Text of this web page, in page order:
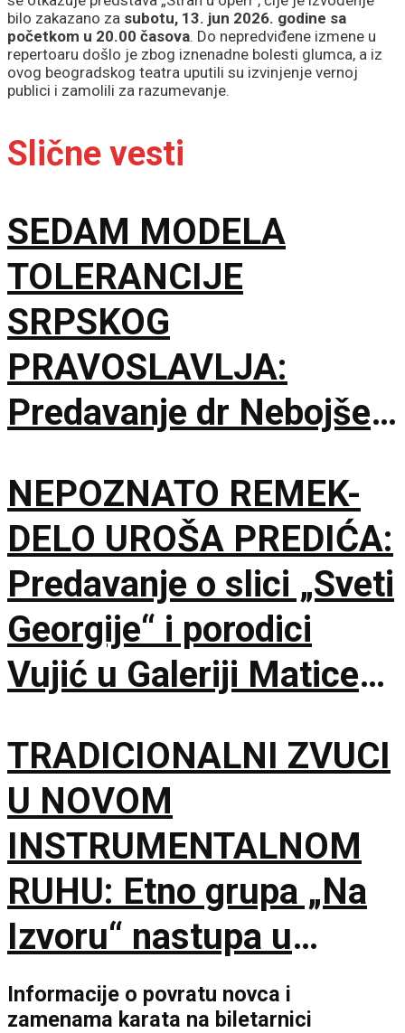
bilo zakazano za subotu, 13. jun 2026. godine sa
početkom u 20.00 časova. Do nepredviđene izmene u
repertoaru došlo je zbog iznenadne bolesti glumca, a iz
ovog beogradskog teatra uputili su izvinjenje vernoj
publici i zamolili za razumevanje.
Slične vesti
SEDAM MODELA
TOLERANCIJE
SRPSKOG
PRAVOSLAVLJA:
Predavanje dr Nebojše
Matice srpske
NEPOZNATO REMEK-
DELO UROŠA PREDIĆA:
Predavanje o slici „Sveti
Georgije“ i porodici
Vujić u Galeriji Matice
TRADICIONALNI ZVUCI
U NOVOM
INSTRUMENTALNOM
RUHU: Etno grupa „Na
Izvoru“ nastupa u
Smederevu
Informacije o povratu novca i
zamenama karata na biletarnici